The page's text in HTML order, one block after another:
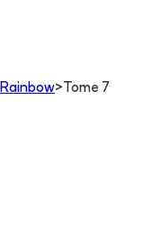
Rainbow> Tome 7